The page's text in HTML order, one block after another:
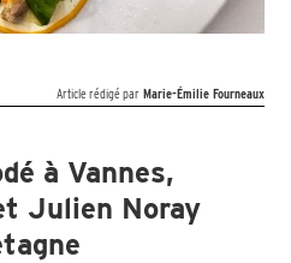
Article rédigé par Marie-Émilie Fourneaux
à Vannes,
Julien Noray